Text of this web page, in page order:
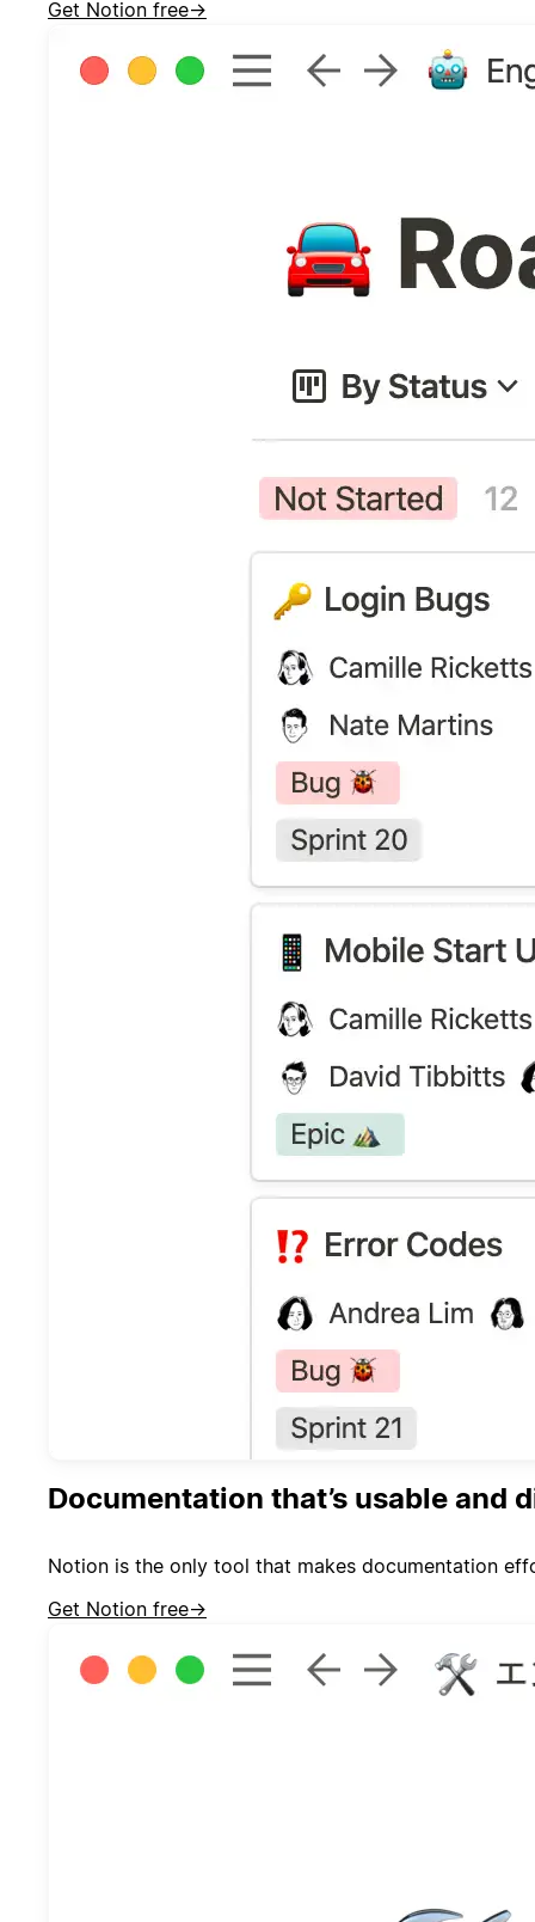
Get Notion free→
Documentation that’s usable and
Notion is the only tool that makes documentation
Get Notion free→